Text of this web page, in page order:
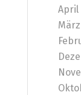
April
März